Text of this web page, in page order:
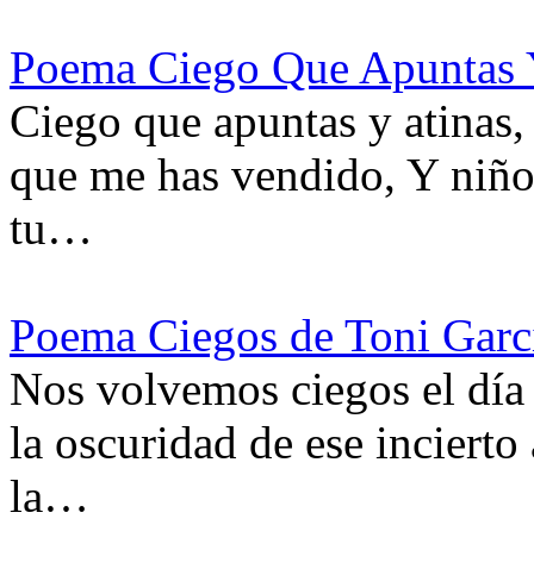
Poema Ciego Que
Ciego que apuntas y
que me has vendido, Y
tu…
Poema Ciegos de Toni
Nos volvemos ciegos el
la oscuridad de ese incierto
la…